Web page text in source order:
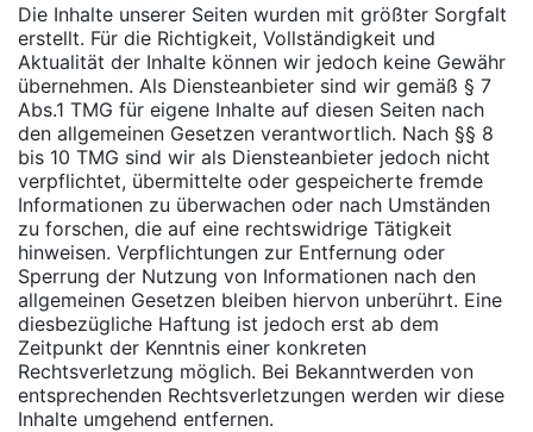
Die Inhalte unserer Seiten wurden mit größter Sorgfalt
erstellt. Für die Richtigkeit, Vollständigkeit und
Aktualität der Inhalte können wir jedoch keine Gewähr
übernehmen. Als Diensteanbieter sind wir gemäß § 7
Abs.1 TMG für eigene Inhalte auf diesen Seiten nach
den allgemeinen Gesetzen verantwortlich. Nach §§ 8
bis 10 TMG sind wir als Diensteanbieter jedoch nicht
verpflichtet, übermittelte oder gespeicherte fremde
Informationen zu überwachen oder nach Umständen
zu forschen, die auf eine rechtswidrige Tätigkeit
hinweisen. Verpflichtungen zur Entfernung oder
Sperrung der Nutzung von Informationen nach den
allgemeinen Gesetzen bleiben hiervon unberührt. Eine
diesbezügliche Haftung ist jedoch erst ab dem
Zeitpunkt der Kenntnis einer konkreten
Rechtsverletzung möglich. Bei Bekanntwerden von
entsprechenden Rechtsverletzungen werden wir diese
Inhalte umgehend entfernen.